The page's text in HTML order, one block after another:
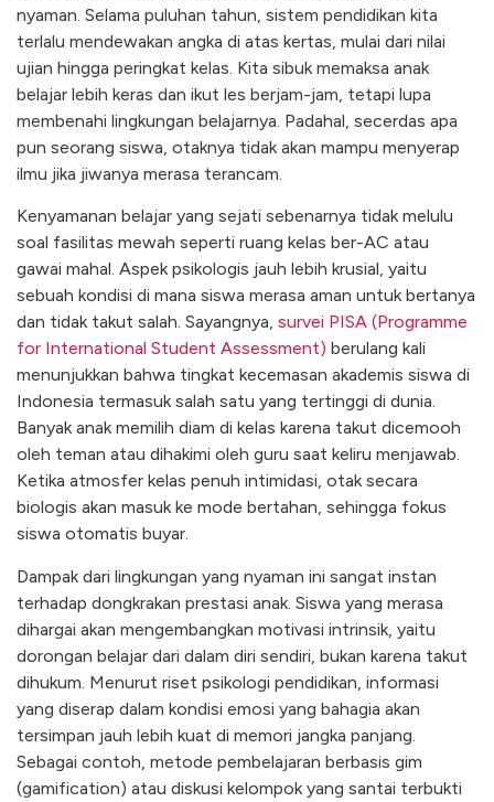
nyaman. Selama puluhan tahun, sistem pendidikan kita
terlalu mendewakan angka di atas kertas, mulai dari nilai
ujian hingga peringkat kelas. Kita sibuk memaksa anak
belajar lebih keras dan ikut les berjam-jam, tetapi lupa
membenahi lingkungan belajarnya. Padahal, secerdas apa
pun seorang siswa, otaknya tidak akan mampu menyerap
ilmu jika jiwanya merasa terancam.
Kenyamanan belajar yang sejati sebenarnya tidak melulu
soal fasilitas mewah seperti ruang kelas ber-AC atau
gawai mahal. Aspek psikologis jauh lebih krusial, yaitu
sebuah kondisi di mana siswa merasa aman untuk bertanya
dan tidak takut salah. Sayangnya, survei PISA (Programme
for International Student Assessment) berulang kali
menunjukkan bahwa tingkat kecemasan akademis siswa di
Indonesia termasuk salah satu yang tertinggi di dunia.
Banyak anak memilih diam di kelas karena takut dicemooh
oleh teman atau dihakimi oleh guru saat keliru menjawab.
Ketika atmosfer kelas penuh intimidasi, otak secara
biologis akan masuk ke mode bertahan, sehingga fokus
siswa otomatis buyar.
Dampak dari lingkungan yang nyaman ini sangat instan
terhadap dongkrakan prestasi anak. Siswa yang merasa
dihargai akan mengembangkan motivasi intrinsik, yaitu
dorongan belajar dari dalam diri sendiri, bukan karena takut
dihukum. Menurut riset psikologi pendidikan, informasi
yang diserap dalam kondisi emosi yang bahagia akan
tersimpan jauh lebih kuat di memori jangka panjang.
Sebagai contoh, metode pembelajaran berbasis gim
(gamification) atau diskusi kelompok yang santai terbukti